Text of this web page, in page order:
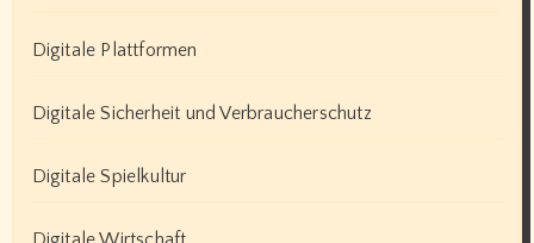
Digitale Plattformen
Digitale Sicherheit und Verbraucherschutz
Digitale Spielkultur